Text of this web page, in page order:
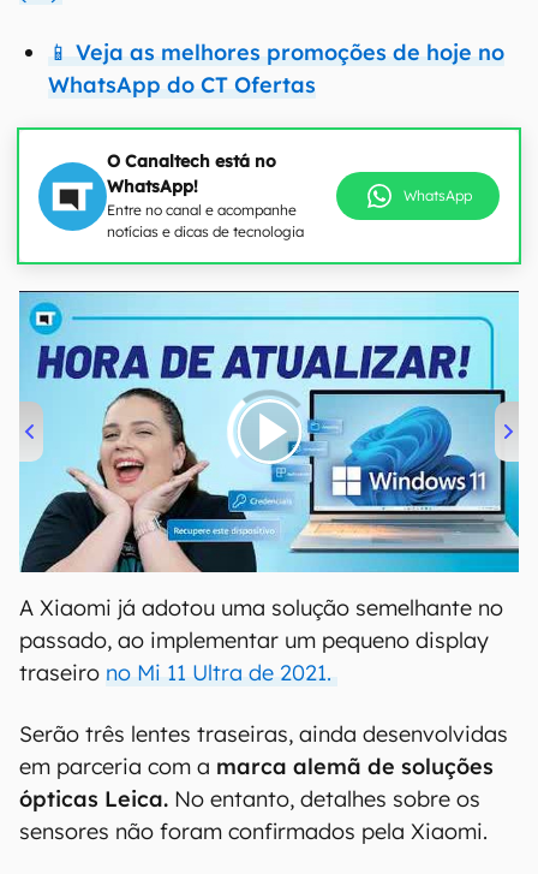
📱 Veja as melhores promoções de hoje no
WhatsApp do CT Ofertas
O Canaltech está no
WhatsApp!
Entre no canal e acompanhe
notícias e dicas de tecnologia
WhatsApp
00:00 04:52
A Xiaomi já adotou uma solução semelhante no
passado, ao implementar um pequeno display
traseiro no Mi 11 Ultra de 2021.
Serão três lentes traseiras, ainda desenvolvidas
em parceria com a marca alemã de soluções
ópticas Leica. No entanto, detalhes sobre os
sensores não foram confirmados pela Xiaomi.